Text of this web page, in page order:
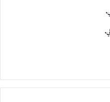
الشاعر محمد عبد
أمسية شعرية